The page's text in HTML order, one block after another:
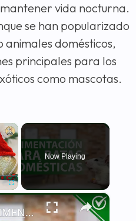
vida nocturna.
se han popularizado
animales domésticos,
principales para los
como mascotas.
×
Fullscreen
Now Playing
×
🐁 ¿Cómo ALIMENTAR a una RATA DOMÉSTICA de la manera correcta? - Nutrición 🐁🏡